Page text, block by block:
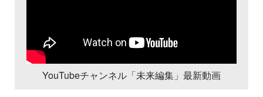
YouTubeチャンネル「未来編集」最新動画